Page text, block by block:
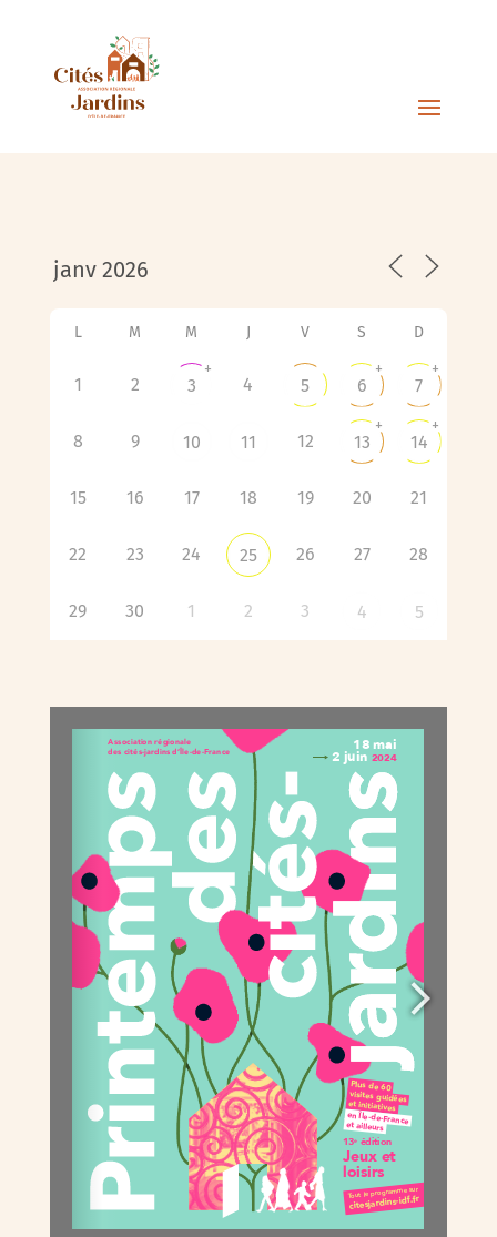
L M M J V S D
1 2 3
+
4 5 6
+
7
+
8 9 10 11 12 13
+
14
+
15 16 17 18 19 20 21
22 23 24 25 26 27 28
29 30 1 2 3 4 5